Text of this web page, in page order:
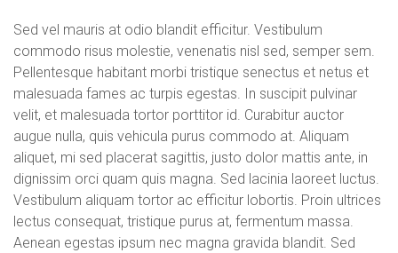
Sed vel mauris at odio blandit efficitur. Vestibulum
commodo risus molestie, venenatis nisl sed, semper sem.
Pellentesque habitant morbi tristique senectus et netus et
malesuada fames ac turpis egestas. In suscipit pulvinar
velit, et malesuada tortor porttitor id. Curabitur auctor
augue nulla, quis vehicula purus commodo at. Aliquam
aliquet, mi sed placerat sagittis, justo dolor mattis ante, in
dignissim orci quam quis magna. Sed lacinia laoreet luctus.
Vestibulum aliquam tortor ac efficitur lobortis. Proin ultrices
lectus consequat, tristique purus at, fermentum massa.
Aenean egestas ipsum nec magna gravida blandit. Sed